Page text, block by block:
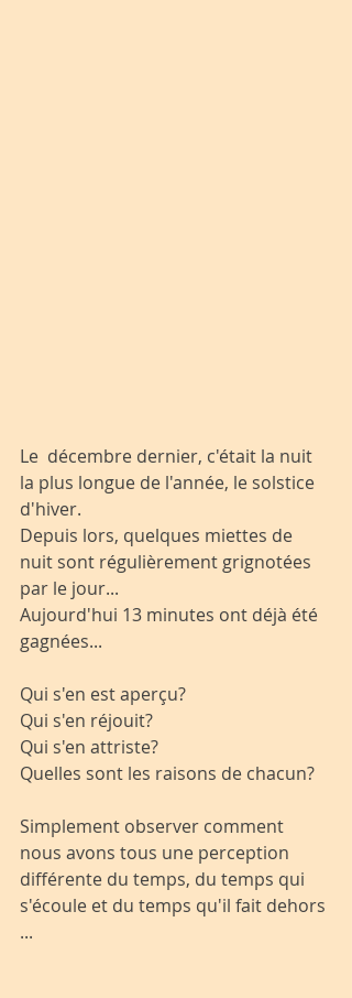
Le  décembre dernier, c'était la nuit
la plus longue de l'année, le solstice
d'hiver.
Depuis lors, quelques miettes de
nuit sont régulièrement grignotées
par le jour...
Aujourd'hui 13 minutes ont déjà été
gagnées...
Qui s'en est aperçu?
Qui s'en réjouit?
Qui s'en attriste?
Quelles sont les raisons de chacun?
Simplement observer comment
nous avons tous une perception
différente du temps, du temps qui
s'écoule et du temps qu'il fait dehors
...